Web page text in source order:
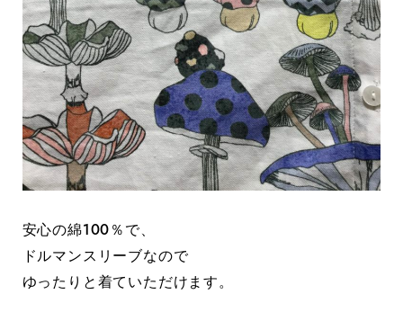
安心の綿100％で、
ドルマンスリーブなので
ゆったりと着ていただけます。